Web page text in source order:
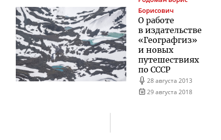
Борисович
О работе
в издательстве
«Географгиз»
и новых
путешествиях
по СССР
28 августа 2013
29 августа 2018